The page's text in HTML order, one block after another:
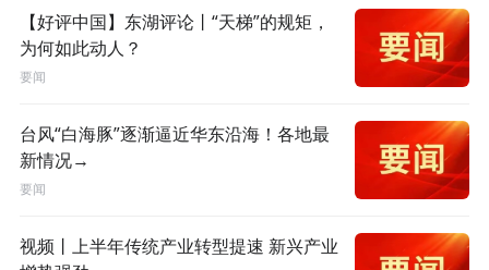
【好评中国】东湖评论丨“天梯”的规矩，
为何如此动人？
要闻
台风“白海豚”逐渐逼近华东沿海！各地最
新情况→
要闻
视频丨上半年传统产业转型提速 新兴产业